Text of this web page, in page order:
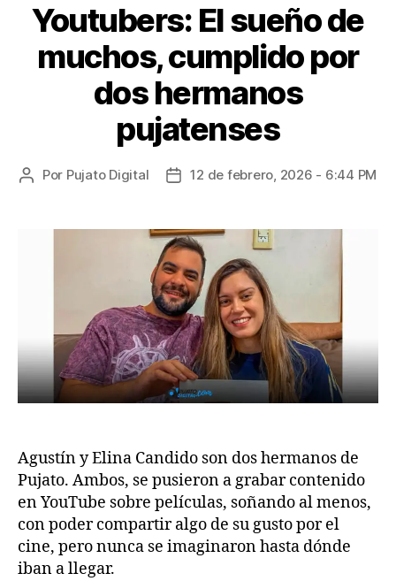
Youtubers: El sueño de
muchos, cumplido por
dos hermanos
pujatenses
Por Pujato Digital 12 de febrero, 2026 - 6:44 PM
Agustín y Elina Candido son dos hermanos de
Pujato. Ambos, se pusieron a grabar contenido
en YouTube sobre películas, soñando al menos,
con poder compartir algo de su gusto por el
cine, pero nunca se imaginaron hasta dónde
iban a llegar.